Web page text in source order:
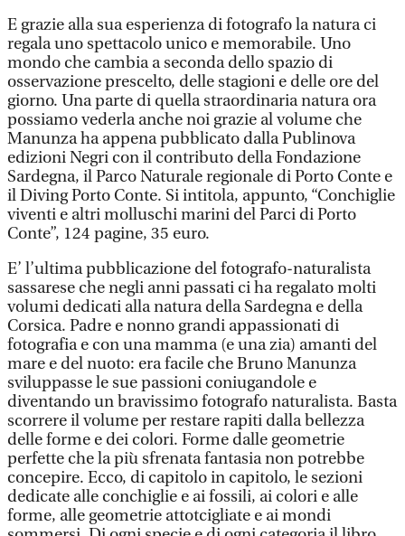
E grazie alla sua esperienza di fotografo la natura ci
regala uno spettacolo unico e memorabile. Uno
mondo che cambia a seconda dello spazio di
osservazione prescelto, delle stagioni e delle ore del
giorno. Una parte di quella straordinaria natura ora
possiamo vederla anche noi grazie al volume che
Manunza ha appena pubblicato dalla Publinova
edizioni Negri con il contributo della Fondazione
Sardegna, il Parco Naturale regionale di Porto Conte e
il Diving Porto Conte. Si intitola, appunto, “Conchiglie
viventi e altri molluschi marini del Parci di Porto
Conte”, 124 pagine, 35 euro.
E’ l’ultima pubblicazione del fotografo-naturalista
sassarese che negli anni passati ci ha regalato molti
volumi dedicati alla natura della Sardegna e della
Corsica. Padre e nonno grandi appassionati di
fotografia e con una mamma (e una zia) amanti del
mare e del nuoto: era facile che Bruno Manunza
sviluppasse le sue passioni coniugandole e
diventando un bravissimo fotografo naturalista. Basta
scorrere il volume per restare rapiti dalla bellezza
delle forme e dei colori. Forme dalle geometrie
perfette che la più sfrenata fantasia non potrebbe
concepire. Ecco, di capitolo in capitolo, le sezioni
dedicate alle conchiglie e ai fossili, ai colori e alle
forme, alle geometrie attotcigliate e ai mondi